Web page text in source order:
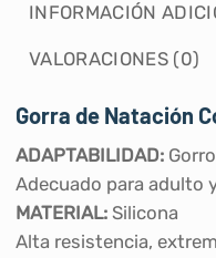
INFORMACIÓN
VALORACIONES (0)
Gorra de Natación
ADAPTABILIDAD:
Adecuado para adulto
MATERIAL:Silicona
Alta resistencia,